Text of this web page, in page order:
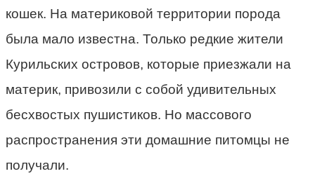
кошек. На материковой территории порода
была мало известна. Только редкие жители
Курильских островов, которые приезжали на
материк, привозили с собой удивительных
бесхвостых пушистиков. Но массового
распространения эти домашние питомцы не
получали.